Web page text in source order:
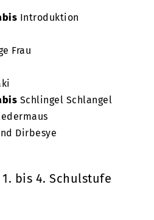
Introduktion
Frau
Schlingel Schlangel
Dirbesye
bis 4. Schulstufe